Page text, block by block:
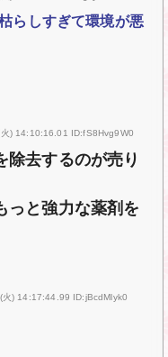
らしすぎて環境が悪
) 14:10:16.01 ID:fS8Hvg9W0
除去するのが売り
っと強力な薬剤を
) 14:17:44.99 ID:jBcdMlyk0